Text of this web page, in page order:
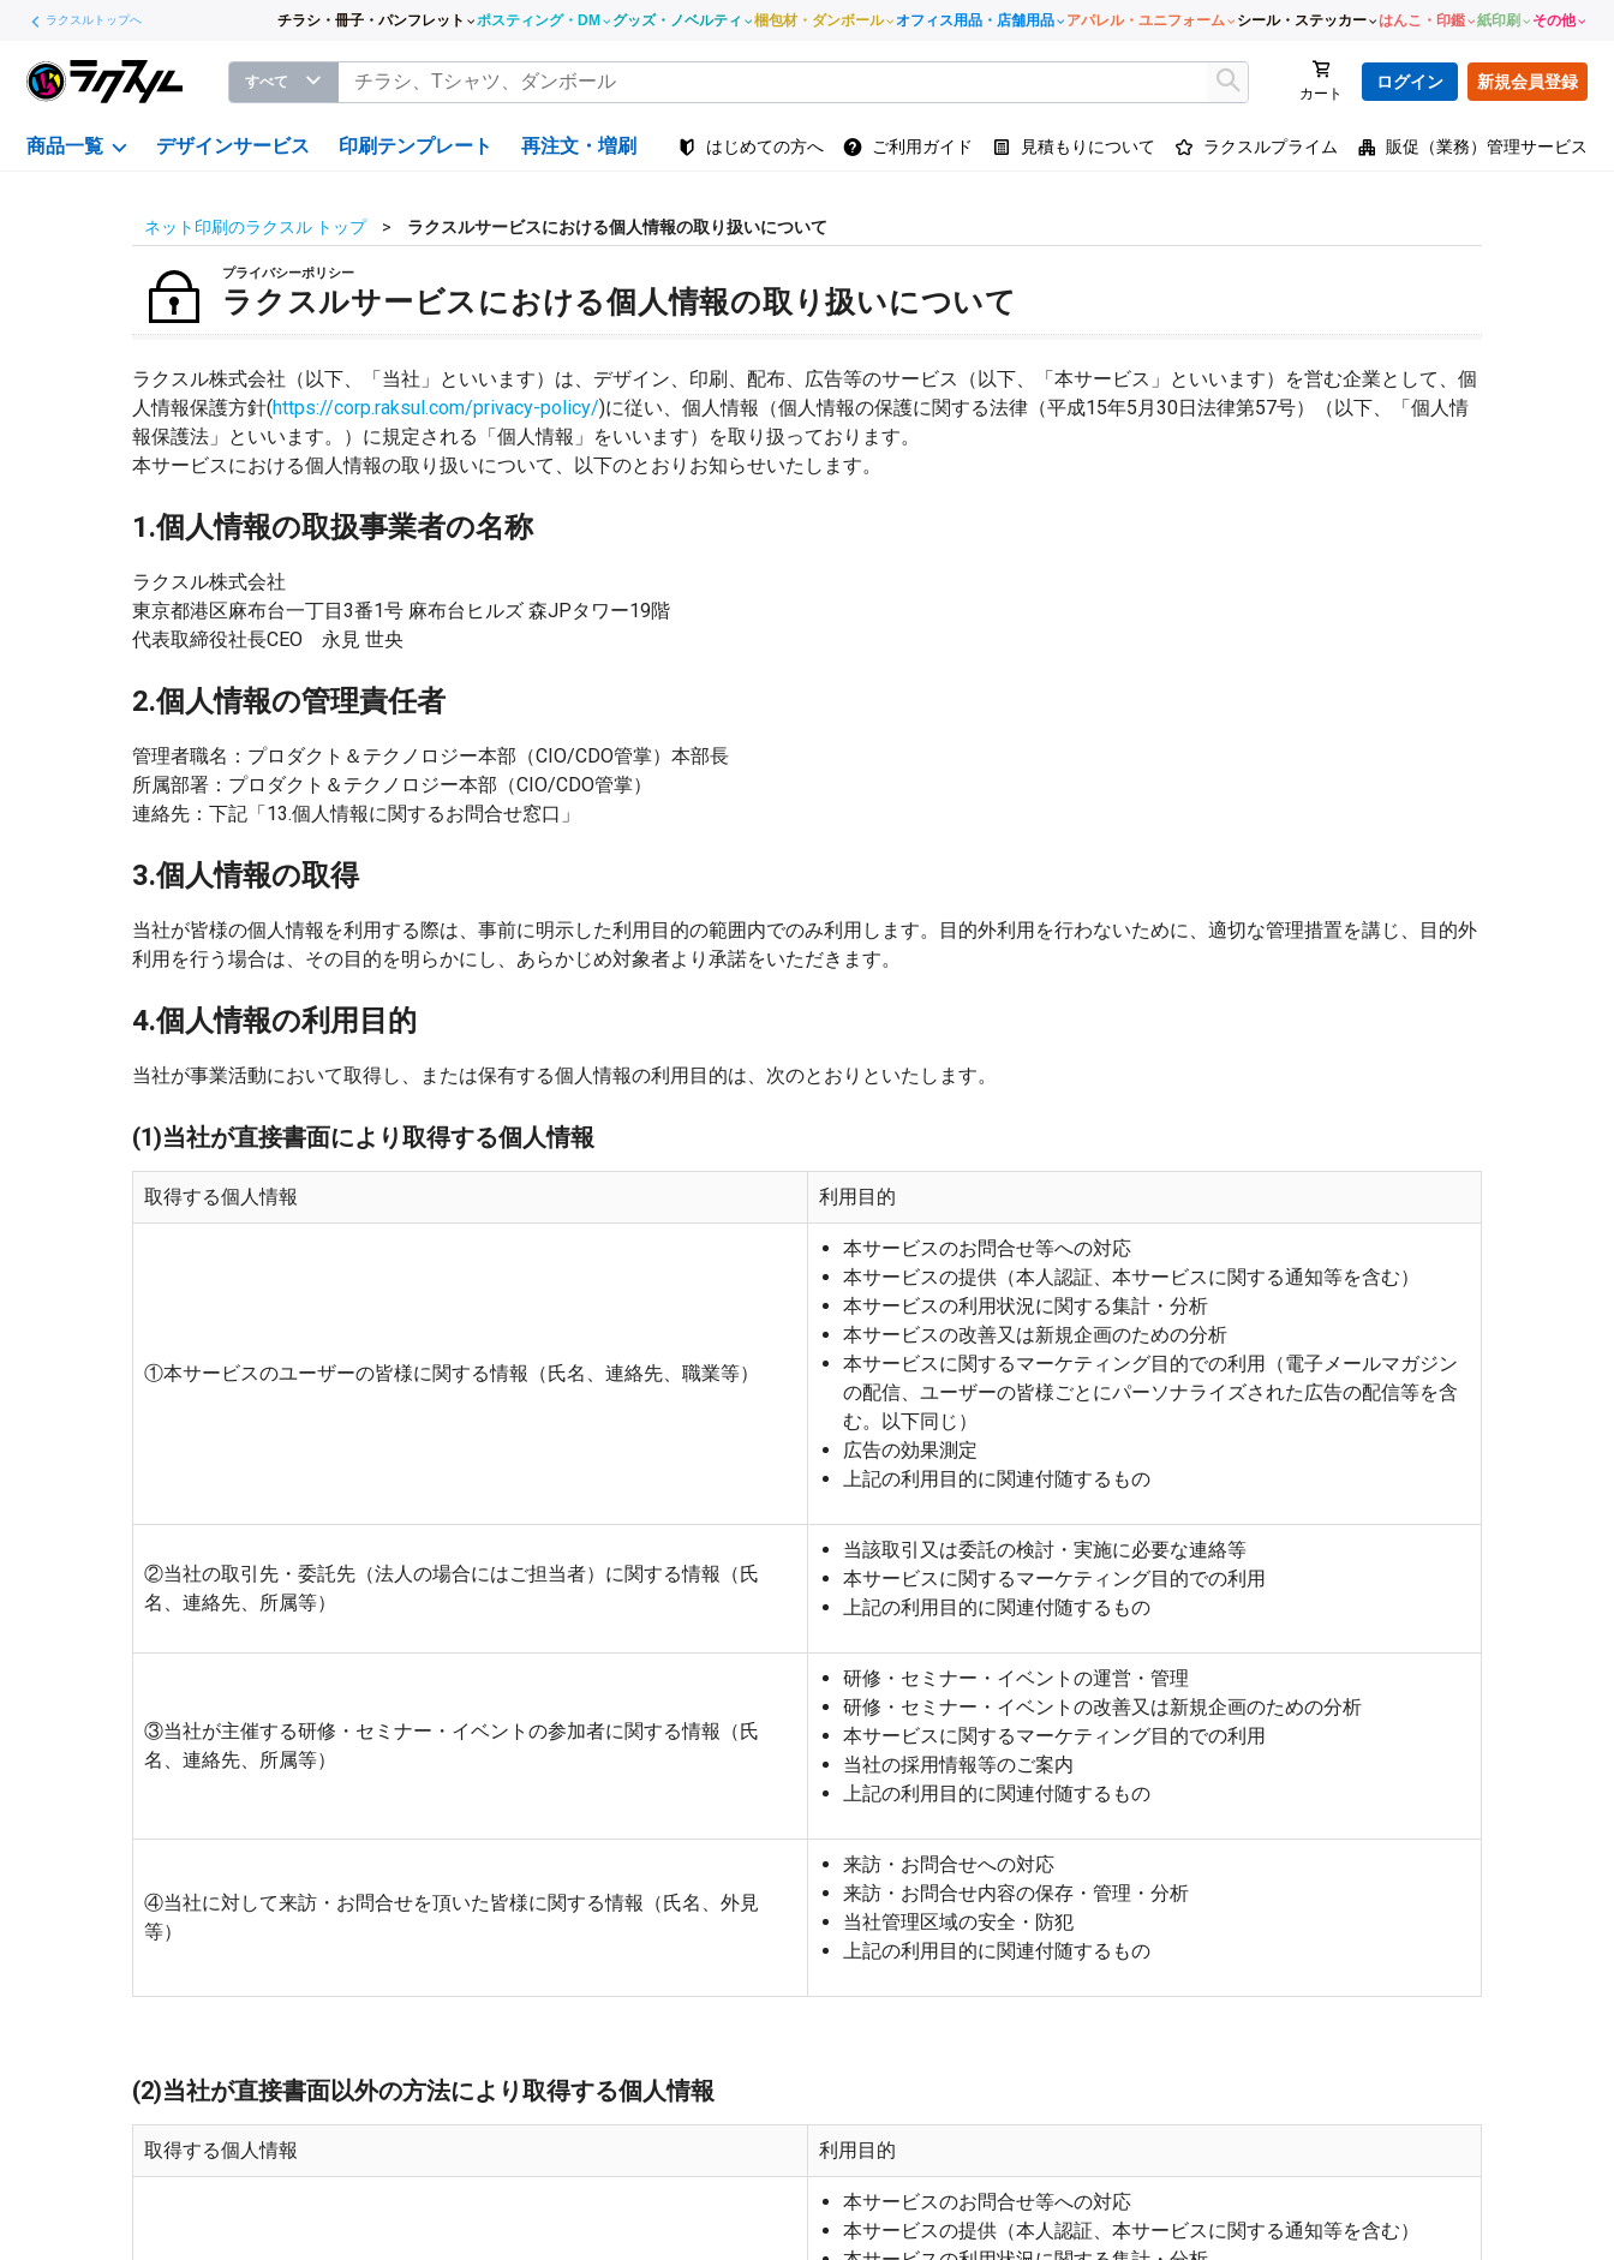
ラクスルトップへ チラシ・冊子・パンフレット ポスティング・DM グッズ・ノベルティ 梱包材・ダンボール オフィス用品・店舗用品 アパレル・ユニフォーム シール・ステッカー はんこ・印鑑 紙印刷 その他
すべて
カート
ログイン 新規会員登録
商品一覧 デザインサービス 印刷テンプレート 再注文・増刷 はじめての方へ ご利用ガイド 見積もりについて ラクスルプライム 販促（業務）管理サービス
ネット印刷のラクスル トップ ラクスルサービスにおける個人情報の取り扱いについて
プライバシーポリシー
ラクスルサービスにおける個人情報の取り扱いについて
ラクスル株式会社（以下、「当社」といいます）は、デザイン、印刷、配布、広告等のサービス（以下、「本サービス」といいます）を営む企業として、個
人情報保護方針(https://corp.raksul.com/privacy-policy/)に従い、個人情報（個人情報の保護に関する法律（平成15年5月30日法律第57号）（以下、「個人情
報保護法」といいます。）に規定される「個人情報」をいいます）を取り扱っております。
本サービスにおける個人情報の取り扱いについて、以下のとおりお知らせいたします。
1.個人情報の取扱事業者の名称
ラクスル株式会社
東京都港区麻布台一丁目3番1号 麻布台ヒルズ 森JPタワー19階
代表取締役社長CEO 永見 世央
2.個人情報の管理責任者
管理者職名：プロダクト＆テクノロジー本部（CIO/CDO管掌）本部長
所属部署：プロダクト＆テクノロジー本部（CIO/CDO管掌）
連絡先：下記「13.個人情報に関するお問合せ窓口」
3.個人情報の取得
当社が皆様の個人情報を利用する際は、事前に明示した利用目的の範囲内でのみ利用します。目的外利用を行わないために、適切な管理措置を講じ、目的外
利用を行う場合は、その目的を明らかにし、あらかじめ対象者より承諾をいただきます。
4.個人情報の利用目的
当社が事業活動において取得し、または保有する個人情報の利用目的は、次のとおりといたします。
(1)当社が直接書面により取得する個人情報
取得する個人情報 利用目的
①本サービスのユーザーの皆様に関する情報（氏名、連絡先、職業等）
本サービスのお問合せ等への対応
本サービスの提供（本人認証、本サービスに関する通知等を含む）
本サービスの利用状況に関する集計・分析
本サービスの改善又は新規企画のための分析
本サービスに関するマーケティング目的での利用（電子メールマガジン
の配信、ユーザーの皆様ごとにパーソナライズされた広告の配信等を含
む。以下同じ）
広告の効果測定
上記の利用目的に関連付随するもの
②当社の取引先・委託先（法人の場合にはご担当者）に関する情報（氏
名、連絡先、所属等）
当該取引又は委託の検討・実施に必要な連絡等
本サービスに関するマーケティング目的での利用
上記の利用目的に関連付随するもの
③当社が主催する研修・セミナー・イベントの参加者に関する情報（氏
名、連絡先、所属等）
研修・セミナー・イベントの運営・管理
研修・セミナー・イベントの改善又は新規企画のための分析
本サービスに関するマーケティング目的での利用
当社の採用情報等のご案内
上記の利用目的に関連付随するもの
④当社に対して来訪・お問合せを頂いた皆様に関する情報（氏名、外見
等）
来訪・お問合せへの対応
来訪・お問合せ内容の保存・管理・分析
当社管理区域の安全・防犯
上記の利用目的に関連付随するもの
(2)当社が直接書面以外の方法により取得する個人情報
取得する個人情報 利用目的
本サービスのお問合せ等への対応
本サービスの提供（本人認証、本サービスに関する通知等を含む）